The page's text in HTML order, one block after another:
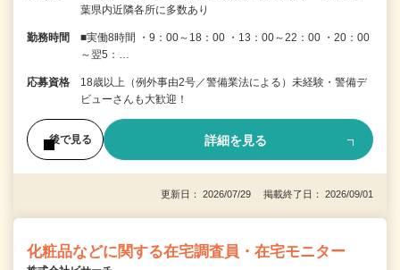
葉県内近隣各所に多数あり
勤務時間
■実働8時間 ・9：00～18：00 ・13：00～22：00 ・20：00
～翌5：…
応募資格
18歳以上（例外事由2号／警備業法による）未経験・警備デ
ビューさんも大歓迎！
後で見る 詳細を見る
更新日： 2026/07/29 掲載終了日： 2026/09/01
化粧品などに関する在宅調査員・在宅モニター